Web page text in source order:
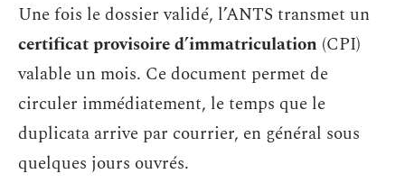
Une fois le dossier validé, l’ANTS transmet un
certificat provisoire d’immatriculation (CPI)
valable un mois. Ce document permet de
circuler immédiatement, le temps que le
duplicata arrive par courrier, en général sous
quelques jours ouvrés.